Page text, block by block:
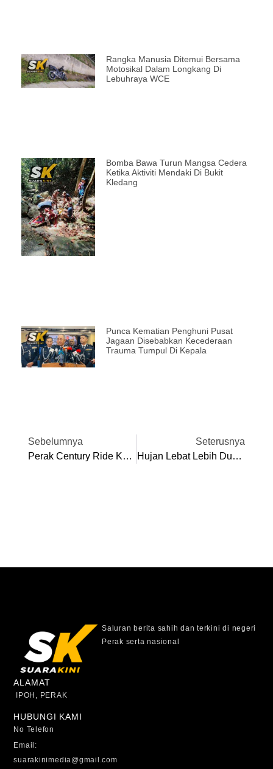
Rangka Manusia Ditemui Bersama
Motosikal Dalam Longkang Di
Lebuhraya WCE
Bomba Bawa Turun Mangsa Cedera
Ketika Aktiviti Mendaki Di Bukit
Kledang
Punca Kematian Penghuni Pusat
Jagaan Disebabkan Kecederaan
Trauma Tumpul Di Kepala
Sebelumnya
Perak Century Ride Kembali Selepas Empat Tahun
Seterusnya
Hujan Lebat Lebih Dua Jam, Banjir Termenung Jejas Tujuh Rumah Di Kampar
Saluran berita sahih dan terkini di negeri
Perak serta nasional
ALAMAT
IPOH, PERAK
HUBUNGI KAMI
No Telefon
Email:
suarakinimedia@gmail.com